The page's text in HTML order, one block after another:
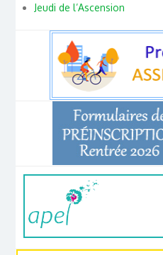
Jeudi de l’Ascension